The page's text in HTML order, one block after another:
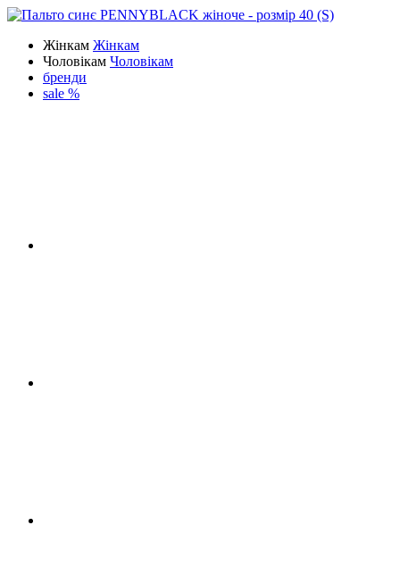
Жінкам Жінкам
Чоловікам Чоловікам
бренди
sale %